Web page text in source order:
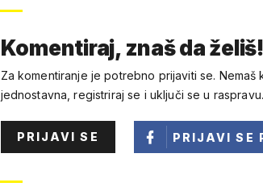
Komentiraj, znaš da želiš!
Za komentiranje je potrebno prijaviti se. Nemaš
jednostavna, registriraj se i uključi se u raspravu.
PRIJAVI SE PRIJAVI SE